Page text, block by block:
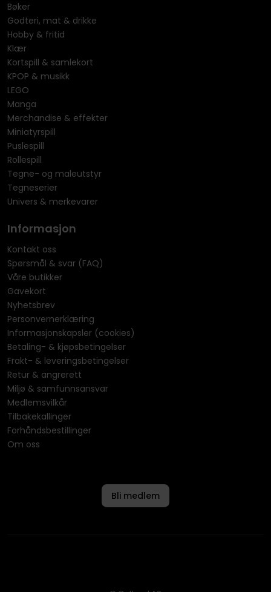
Bøker
Godteri, mat & drikke
Hobby & fritid
Klær
Kortspill & samlekort
KPOP & musikk
LEGO
Manga
Merchandise & effekter
Miniatyrspill
Puslespill
Rollespill
Tegne- og maleutstyr
Tegneserier
Univers & merkevarer
Informasjon
Kontakt oss
Spørsmål & svar (FAQ)
Våre butikker
Gavekort
Nyhetsbrev
Personvernerklæring
Informasjonskapsler (cookies)
Betaling- & kjøpsbetingelser
Frakt- & leveringsbetingelser
Retur & angrerett
Miljø & samfunnsansvar
Medlemsvilkår
Tilbakekallinger
Forhåndsbestillinger
Om oss
Bli medlem